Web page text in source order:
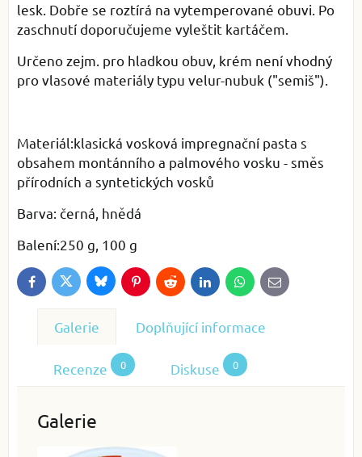
lesk. Dobře se roztírá na vytemperované obuvi. Po
zaschnutí doporučujeme vyleštit kartáčem.
Určeno zejm. pro hladkou obuv, krém není vhodný
pro vlasové materiály typu velur-nubuk ("semiš").
Materiál:klasická vosková impregnační pasta s
obsahem montánního a palmového vosku - směs
přírodních a syntetických vosků
Barva: černá, hnědá
Balení:250 g, 100 g
FacebookTwitterBlueskyPinterestReddit LinkedInWhatsApp
E-
mail
Galerie Doplňující informace
Recenze 0 Diskuse 0
Galerie